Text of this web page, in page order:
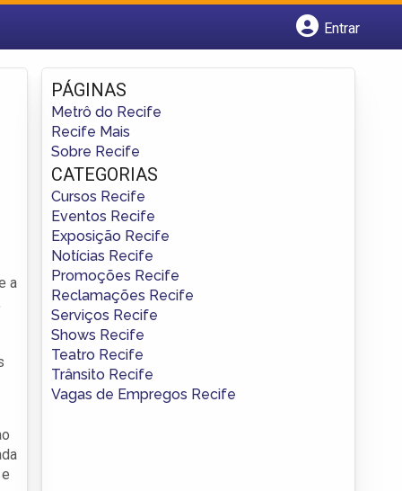
Entrar
Fazer login
Criar conta
a
PÁGINAS
Metrô do Recife
Recife Mais
Sobre Recife
CATEGORIAS
Cursos Recife
Eventos Recife
Exposição Recife
Notícias Recife
Promoções Recife
Reclamações Recife
Serviços Recife
Shows Recife
Teatro Recife
Trânsito Recife
Vagas de Empregos Recife